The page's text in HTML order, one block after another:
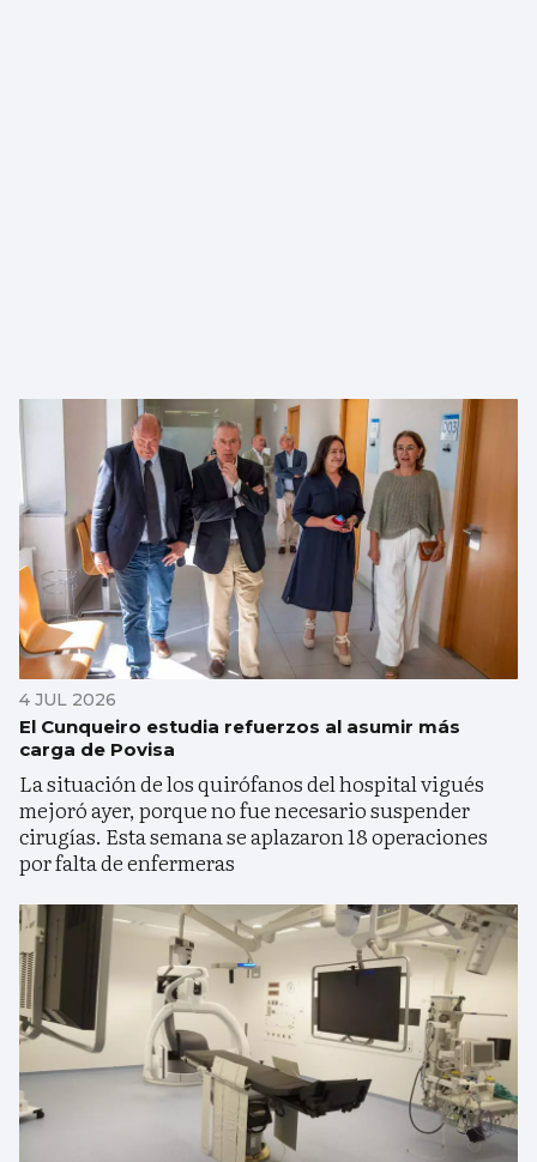
4 JUL 2026
El Cunqueiro estudia refuerzos al asumir más
carga de Povisa
La situación de los quirófanos del hospital vigués
mejoró ayer, porque no fue necesario suspender
cirugías. Esta semana se aplazaron 18 operaciones
por falta de enfermeras